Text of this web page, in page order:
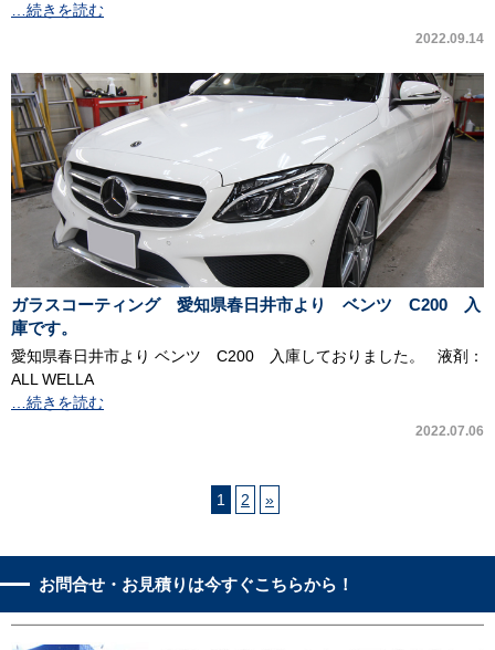
…続きを読む
2022.09.14
ガラスコーティング 愛知県春日井市より ベンツ C200 入
庫です。
愛知県春日井市より ベンツ C200 入庫しておりました。 液剤：
ALL WELLA
…続きを読む
2022.07.06
1 2 »
お問合せ・お見積りは今すぐこちらから！